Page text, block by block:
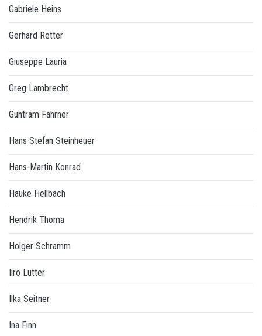
Gabriele Heins
Gerhard Retter
Giuseppe Lauria
Greg Lambrecht
Guntram Fahrner
Hans Stefan Steinheuer
Hans-Martin Konrad
Hauke Hellbach
Hendrik Thoma
Holger Schramm
Iiro Lutter
Ilka Seitner
Ina Finn